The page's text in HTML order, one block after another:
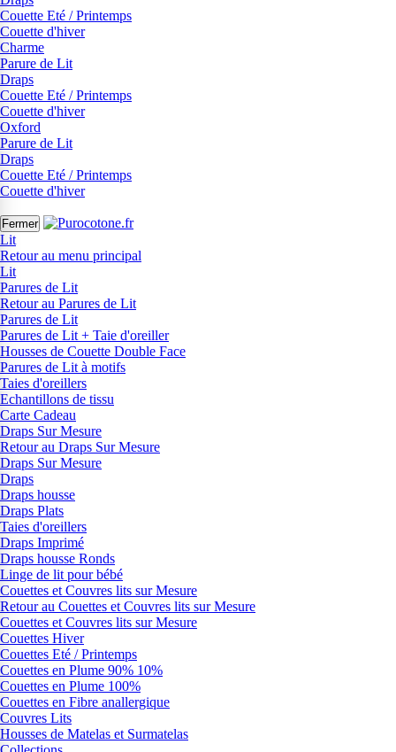
Couette Eté / Printemps
Couette d'hiver
Charme
Parure de Lit
Draps
Couette Eté / Printemps
Couette d'hiver
Oxford
Parure de Lit
Draps
Couette Eté / Printemps
Couette d'hiver
Fermer
Lit
Retour au menu principal
Lit
Parures de Lit
Retour au Parures de Lit
Parures de Lit
Parures de Lit + Taie d'oreiller
Housses de Couette Double Face
Parures de Lit à motifs
Taies d'oreillers
Echantillons de tissu
Carte Cadeau
Draps Sur Mesure
Retour au Draps Sur Mesure
Draps Sur Mesure
Draps
Draps housse
Draps Plats
Taies d'oreillers
Draps Imprimé
Draps housse Ronds
Linge de lit pour bébé
Couettes et Couvres lits sur Mesure
Retour au Couettes et Couvres lits sur Mesure
Couettes et Couvres lits sur Mesure
Couettes Hiver
Couettes Eté / Printemps
Couettes en Plume 90% 10%
Couettes en Plume 100%
Couettes en Fibre anallergique
Couvres Lits
Housses de Matelas et Surmatelas